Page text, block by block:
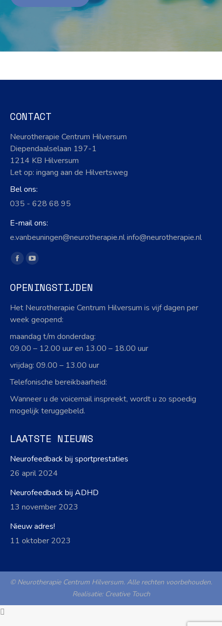
CONTACT
Neurotherapie Centrum Hilversum
Diependaalselaan 197-1
1214 KB Hilversum
Let op: ingang aan de Hilvertsweg
Bel ons:
035 - 628 68 95
E-mail ons:
e.vanbeuningen@neurotherapie.nl info@neurotherapie.nl
Vind ons op:
Facebook
opens
in
new
YouTube
opens
new
OPENINGSTIJDEN
Het Neurotherapie Centrum Hilversum is vijf dagen per
week geopend:
maandag t/m donderdag:
09.00 – 12.00 uur en 13.00 – 18.00 uur
vrijdag: 09.00 – 13.00 uur
Telefonische bereikbaarheid:
Wanneer u de voicemail inspreekt, wordt u zo spoedig
mogelijk teruggebeld.
LAATSTE NIEUWS
Neurofeedback bij sportprestaties
26 april 2024
Neurofeedback bij ADHD
13 november 2023
Nieuw adres!
11 oktober 2023
© Neurotherapie Centrum Hilversum. Alle rechten voorbehouden.
Realisatie: Creative Touch